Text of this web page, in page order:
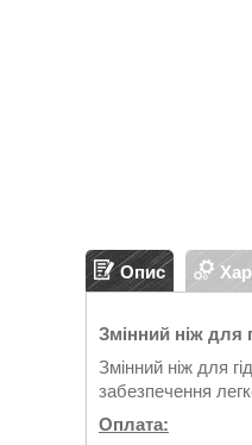
Опис
Змінний ніж для
Змінний ніж для
забезпечення
Оплата: